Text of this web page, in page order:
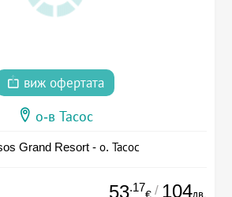
виж офертата
о-в Тасос
Grand Resort - о. Тасос
53.17 / 104лв.